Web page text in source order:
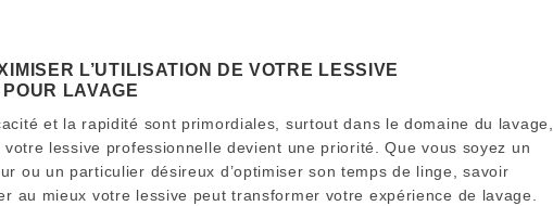
L’UTILISATION DE VOTRE LESSIVE
LAVAGE
et la rapidité sont primordiales, surtout dans le domaine du lavage,
votre lessive professionnelle devient une priorité. Que vous soyez un
ou un particulier désireux d’optimiser son temps de linge, savoir
au mieux votre lessive peut transformer votre expérience de lavage.